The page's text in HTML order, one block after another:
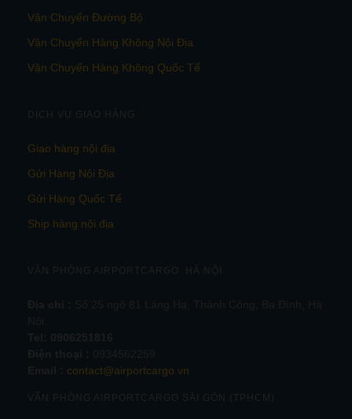
Vận Chuyển Đường Bộ
Vận Chuyển Hàng Không Nội Địa
Vận Chuyển Hàng Không Quốc Tế
DỊCH VỤ GIAO HÀNG
Giao hàng nội địa
Gửi Hàng Nội Địa
Gửi Hàng Quốc Tế
Ship hàng nội địa
VĂN PHÒNG AIRPORTCARGO HÀ NỘI
contact@airportcargo.vn
VĂN PHÒNG AIRPORTCARGO SÀI GÒN (TPHCM)